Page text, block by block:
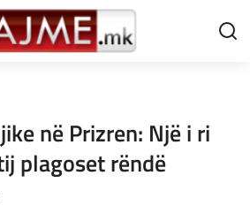
në Prizren: Një i ri
plagoset rëndë